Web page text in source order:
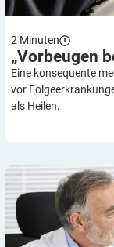
2 Minuten
„Vorbeugen
Eine konsequente
vor
als Heilen.